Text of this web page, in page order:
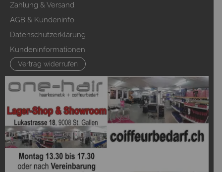
Zahlung & Versand
AGB & Kundeninfo
Datenschutzerklärung
Kundeninformationen
Vertrag widerrufen